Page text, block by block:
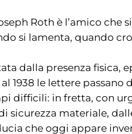
Roth è l’amico che
si lamenta, quando
dalla presenza fisica,
1938 le lettere passano
difficili: in fretta, con
sicurezza materiale,
che oggi appare